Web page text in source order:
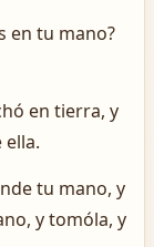
en tu mano?
en tierra, y
tu mano, y
y tomóla, y